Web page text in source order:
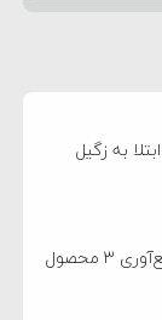
به زگیل
دستور سازمان غذا و دارو برای جمع‌آوری ۳ محصول